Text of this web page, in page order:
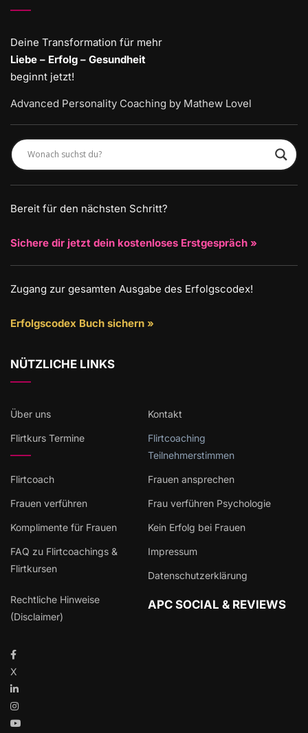
Deine Transformation für mehr
Liebe – Erfolg – Gesundheit
beginnt jetzt!
Advanced Personality Coaching by Mathew Lovel
Bereit für den nächsten Schritt?
Sichere dir jetzt dein kostenloses Erstgespräch »
Zugang zur gesamten Ausgabe des Erfolgscodex!
Erfolgscodex Buch sichern »
NÜTZLICHE LINKS
Über uns Kontakt
Flirtkurs Termine
Flirtcoaching
Teilnehmerstimmen
Flirtcoach Frauen ansprechen
Frauen verführen Frau verführen Psychologie
Komplimente für Frauen Kein Erfolg bei Frauen
FAQ zu Flirtcoachings &
Flirtkursen
Impressum
Datenschutzerklärung
Rechtliche Hinweise
(Disclaimer)
APC SOCIAL & REVIEWS
X